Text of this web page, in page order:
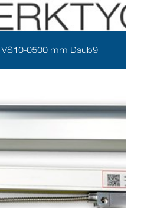
0500 mm Dsub9